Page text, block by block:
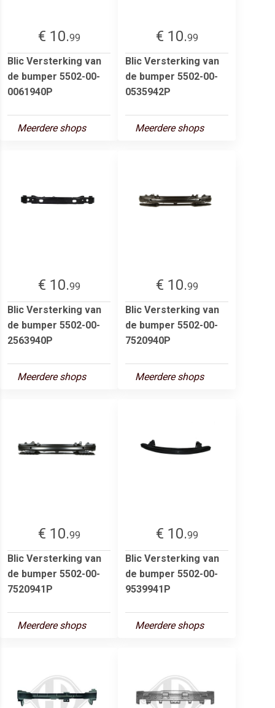
€ 10.99
Blic Versterking van
de bumper 5502-00-
0061940P
Meerdere shops
€ 10.99
Blic Versterking van
de bumper 5502-00-
0535942P
Meerdere shops
€ 10.99
Blic Versterking van
de bumper 5502-00-
2563940P
Meerdere shops
€ 10.99
Blic Versterking van
de bumper 5502-00-
7520940P
Meerdere shops
€ 10.99
Blic Versterking van
de bumper 5502-00-
7520941P
Meerdere shops
€ 10.99
Blic Versterking van
de bumper 5502-00-
9539941P
Meerdere shops